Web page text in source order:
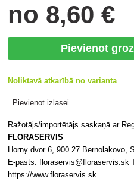
no 8,60 €
Pievienot
Noliktavā atkarībā no varianta
Pievienot izlasei
Ražotājs/importētājs saskaņā ar
FLORASERVIS
Horny dvor 6, 900 27 Bernolakovo,
E-pasts: floraservis@floraservis.sk
https://www.floraservis.sk